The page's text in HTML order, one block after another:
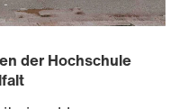
der Hochschule